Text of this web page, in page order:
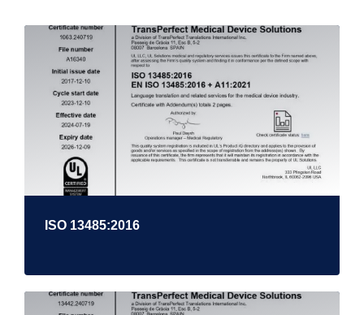
ISO 13485:2016